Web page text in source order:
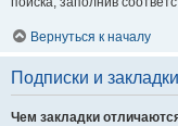
Вернуться к началу
Подписки и закладки
Чем закладки